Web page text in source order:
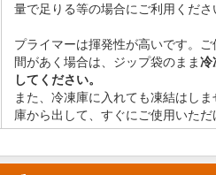
量で足りる等の場合にご利用くださ
プライマーは揮発性が高いです。
間があく場合は、ジップ袋のまま冷
してください。
また、冷凍庫に入れても凍結はしま
庫から出して、すぐにご使用いただ